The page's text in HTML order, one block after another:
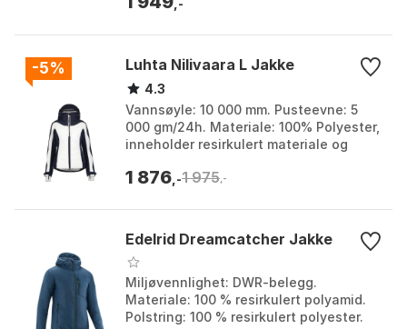
Størrelse: L, M, S, XL, XXL...
,-
-5% Luhta Nilivaara L Jakke
4.3
Vannsøyle: 10 000 mm. Pusteevne: 5
000 gm/24h. Materiale: 100% Polyester,
inneholder resirkulert materiale og
Avtakbar og juster...
1 876 ,-1 975 ,-
Edelrid Dreamcatcher Jakke
Miljøvennlighet: DWR-belegg.
Materiale: 100 % resirkulert polyamid.
Polstring: 100 % resirkulert polyester.